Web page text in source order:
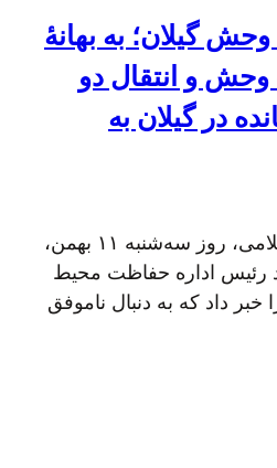
وحش گیلان؛ به بهانهٔ
و انتقال دو
در گیلان به
خبرگزاری جمهوری اسلامی، روز سه‌شنبه ۱۱ بهمن،
رئیس اداره حفاظت محیط
داد که به دنبال ناموفق
حیات وحش لوندویل، دو
این پناهگاه باقی مانده،